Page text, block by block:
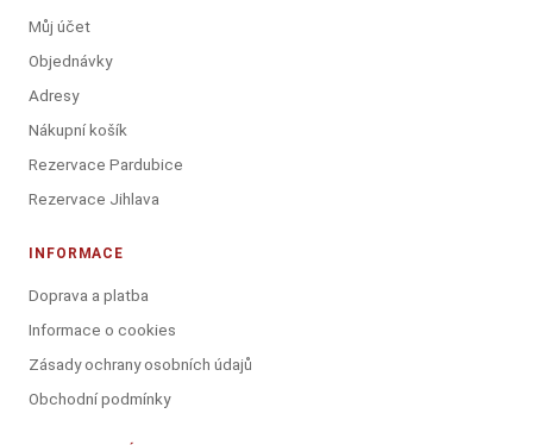
Můj účet
Objednávky
Adresy
Nákupní košík
Rezervace Pardubice
Rezervace Jihlava
INFORMACE
Doprava a platba
Informace o cookies
Zásady ochrany osobních údajů
Obchodní podmínky